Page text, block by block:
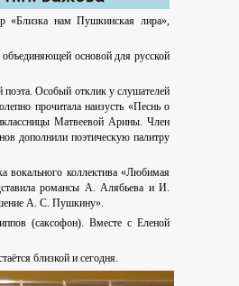
«Близка нам Пушкинская лира»,
объединяющей основой для русской
поэта. Особый отклик у слушателей
прочитала наизусть «Песнь о
Матвеевой Арины. Член
дополнили поэтическую палитру
вокального коллектива «Любимая
романсы А. Алябьева и И.
А. С. Пушкину».
(саксофон). Вместе с Еленой
близкой и сегодня.